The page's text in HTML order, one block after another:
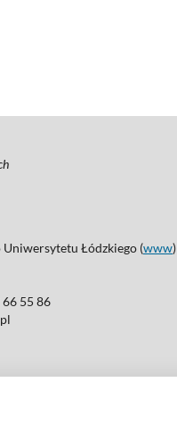
Łódzkiego (www)
66 55 86